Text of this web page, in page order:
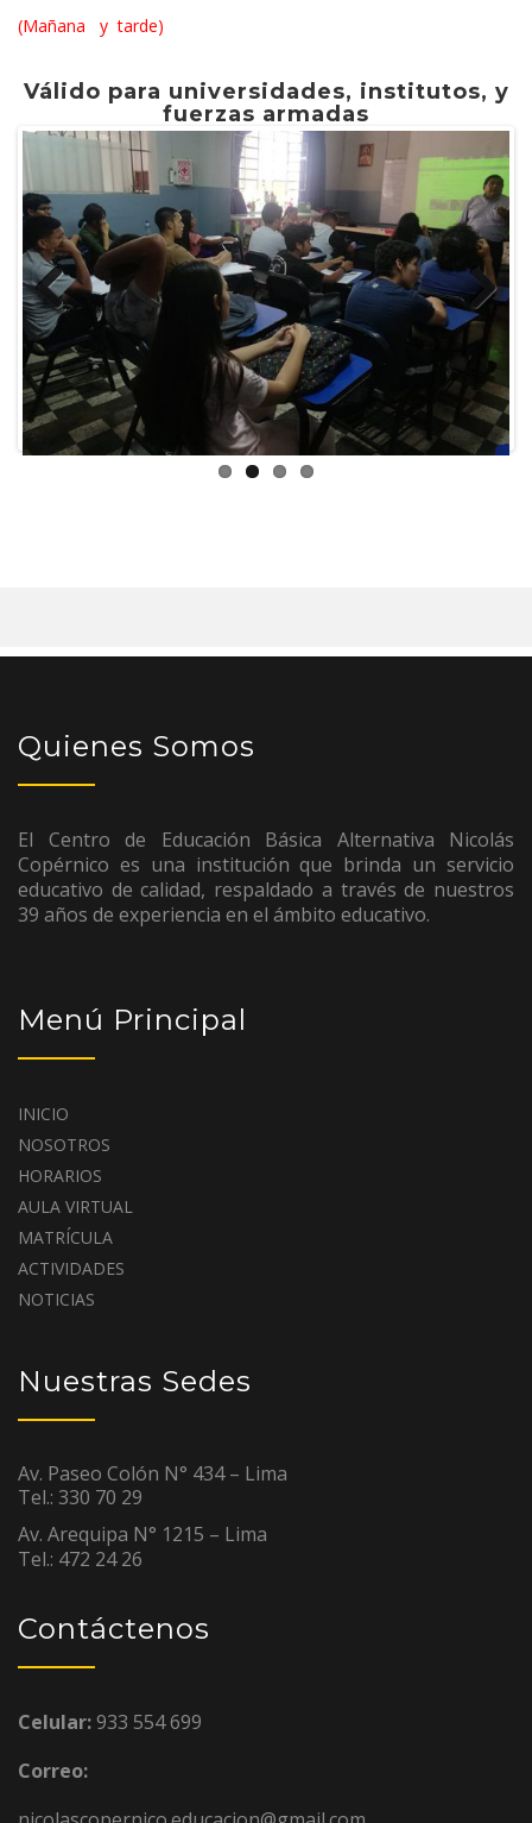
(Mañana y tarde)
Válido para universidades, institutos, y
fuerzas armadas
Previous Next
Quienes Somos
El Centro de Educación Básica Alternativa Nicolás
Copérnico es una institución que brinda un servicio
educativo de calidad, respaldado a través de nuestros
39 años de experiencia en el ámbito educativo.
Menú Principal
INICIO
NOSOTROS
HORARIOS
AULA VIRTUAL
MATRÍCULA
ACTIVIDADES
NOTICIAS
Nuestras Sedes
Av. Paseo Colón N° 434 – Lima
Tel.: 330 70 29
Av. Arequipa N° 1215 – Lima
Tel.: 472 24 26
Contáctenos
Celular:933 554 699
Correo: